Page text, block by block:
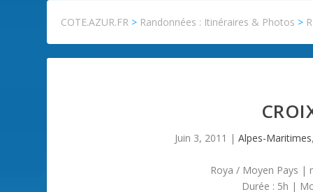
COTE.AZUR.FR > Randonnées : Itinéraires & Photos >
Juin 3, 2011 |Alpes-Maritimes
Roya / Moyen Pays |
Durée : 5h |